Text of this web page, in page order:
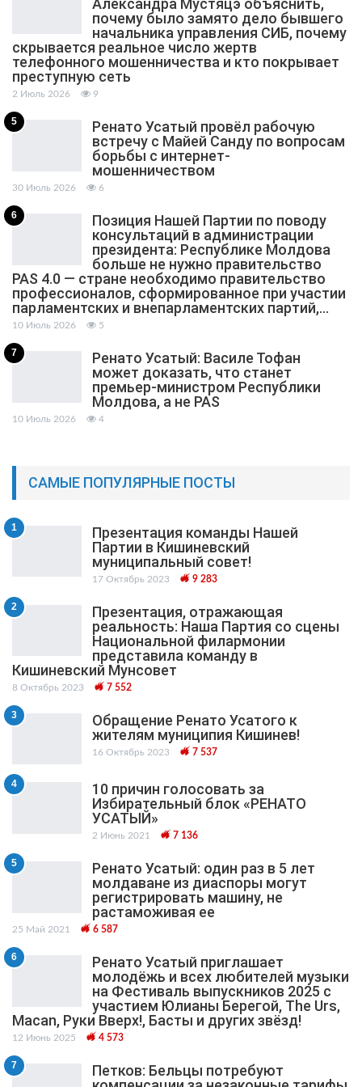
Александра Мустяцэ объяснить,
почему было замято дело бывшего
начальника управления СИБ, почему
скрывается реальное число жертв
телефонного мошенничества и кто покрывает
преступную сеть
2 Июль 2026 9
5
Ренато Усатый провёл рабочую
встречу с Майей Санду по вопросам
борьбы с интернет-
мошенничеством
30 Июль 2026 6
6
Позиция Нашей Партии по поводу
консультаций в администрации
президента: Республике Молдова
больше не нужно правительство
PAS 4.0 — стране необходимо правительство
профессионалов, сформированное при участии
парламентских и внепарламентских партий,…
10 Июль 2026 5
7
Ренато Усатый: Василе Тофан
может доказать, что станет
премьер-министром Республики
Молдова, а не PAS
10 Июль 2026 4
САМЫЕ ПОПУЛЯРНЫЕ ПОСТЫ
1
Презентация команды Нашей
Партии в Кишиневский
муниципальный cовет!
17 Октябрь 2023 9 283
2
Презентация, отражающая
реальность: Наша Партия со сцены
Национальной филармонии
представила команду в
Кишиневский Мунсовет
8 Октябрь 2023 7 552
3
Обращение Ренато Усатого к
жителям муниципия Кишинев!
16 Октябрь 2023 7 537
4
10 причин голосовать за
Избирательный блок «РЕНАТО
УСАТЫЙ»
2 Июнь 2021 7 136
5
Ренато Усатый: один раз в 5 лет
молдаване из диаспоры могут
регистрировать машину, не
растаможивая ее
25 Май 2021 6 587
6
Ренато Усатый приглашает
молодёжь и всех любителей музыки
на Фестиваль выпускников 2025 с
участием Юлианы Берегой, The Urs,
Macan, Руки Вверх!, Басты и других звёзд!
12 Июнь 2025 4 573
7
Петков: Бельцы потребуют